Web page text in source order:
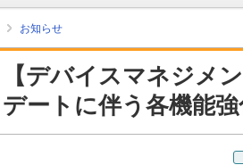
お知らせ
【デバイスマネジメ
デートに伴う各機能